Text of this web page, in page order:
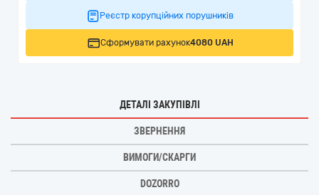
Реєстр корупційних порушників
Сформувати рахунок4080 UAH
ДЕТАЛІ ЗАКУПІВЛІ
ЗВЕРНЕННЯ
ВИМОГИ/СКАРГИ
DOZORRO